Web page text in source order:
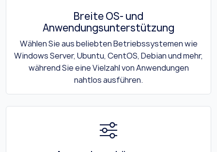
Breite OS- und
Anwendungsunterstützung
Wählen Sie aus beliebten Betriebssystemen wie
Windows Server, Ubuntu, CentOS, Debian und mehr,
während Sie eine Vielzahl von Anwendungen
nahtlos ausführen.